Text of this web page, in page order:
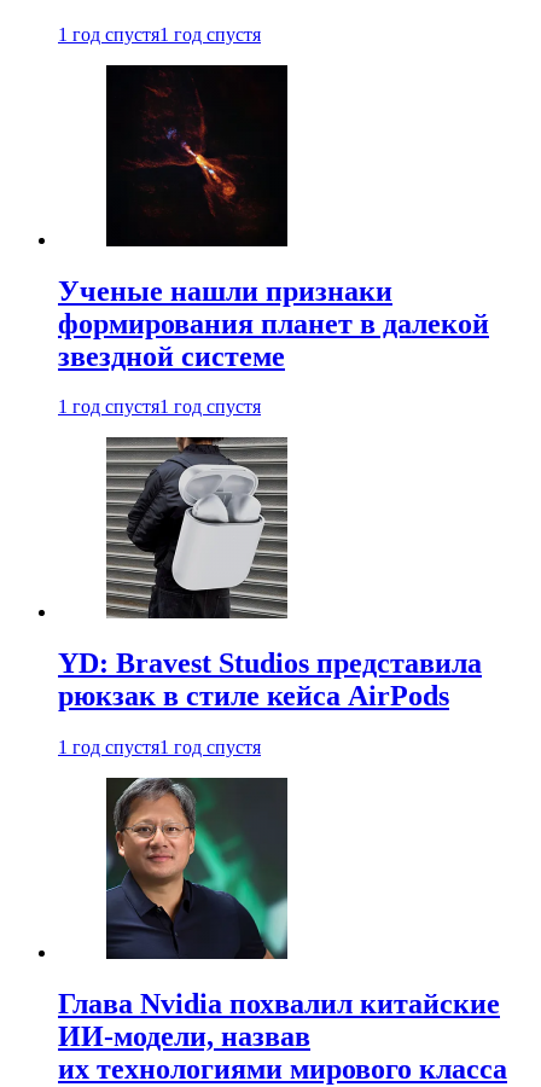
1 год спустя1 год спустя
Ученые нашли признаки
формирования планет в далекой
звездной системе
1 год спустя1 год спустя
YD: Bravest Studios представила
рюкзак в стиле кейса AirPods
1 год спустя1 год спустя
Глава Nvidia похвалил китайские
ИИ-модели, назвав
их технологиями мирового класса